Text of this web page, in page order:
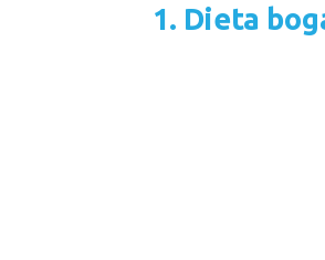
1. Dieta